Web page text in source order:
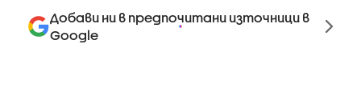
Добави ни в предпочитани източници в
Google